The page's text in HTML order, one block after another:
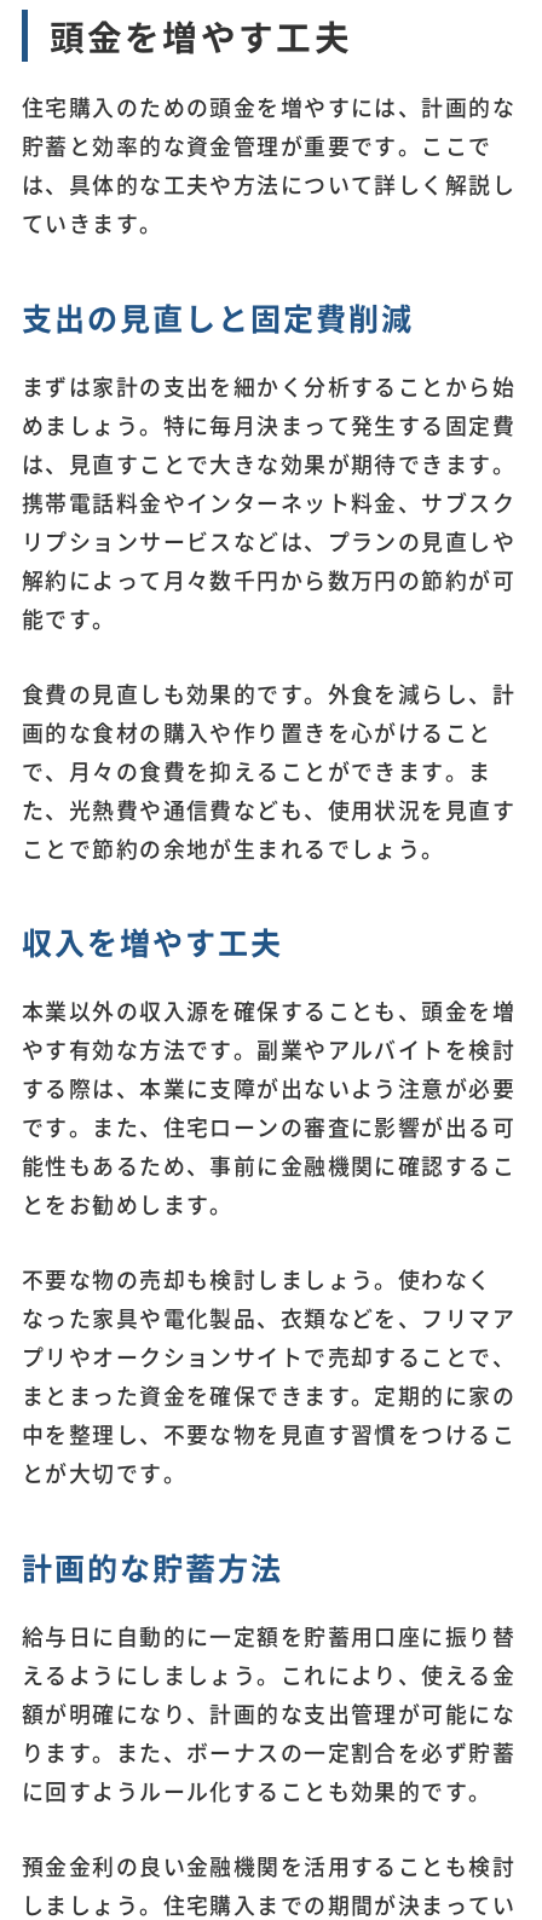
頭金を増やす工夫
住宅購入のための頭金を増やすには、計画的な
貯蓄と効率的な資金管理が重要です。ここで
は、具体的な工夫や方法について詳しく解説し
ていきます。
支出の見直しと固定費削減
まずは家計の支出を細かく分析することから始
めましょう。特に毎月決まって発生する固定費
は、見直すことで大きな効果が期待できます。
携帯電話料金やインターネット料金、サブスク
リプションサービスなどは、プランの見直しや
解約によって月々数千円から数万円の節約が可
能です。
食費の見直しも効果的です。外食を減らし、計
画的な食材の購入や作り置きを心がけること
で、月々の食費を抑えることができます。ま
た、光熱費や通信費なども、使用状況を見直す
ことで節約の余地が生まれるでしょう。
収入を増やす工夫
本業以外の収入源を確保することも、頭金を増
やす有効な方法です。副業やアルバイトを検討
する際は、本業に支障が出ないよう注意が必要
です。また、住宅ローンの審査に影響が出る可
能性もあるため、事前に金融機関に確認するこ
とをお勧めします。
不要な物の売却も検討しましょう。使わなく
なった家具や電化製品、衣類などを、フリマア
プリやオークションサイトで売却することで、
まとまった資金を確保できます。定期的に家の
中を整理し、不要な物を見直す習慣をつけるこ
とが大切です。
計画的な貯蓄方法
給与日に自動的に一定額を貯蓄用口座に振り替
えるようにしましょう。これにより、使える金
額が明確になり、計画的な支出管理が可能にな
ります。また、ボーナスの一定割合を必ず貯蓄
に回すようルール化することも効果的です。
預金金利の良い金融機関を活用することも検討
しましょう。住宅購入までの期間が決まってい